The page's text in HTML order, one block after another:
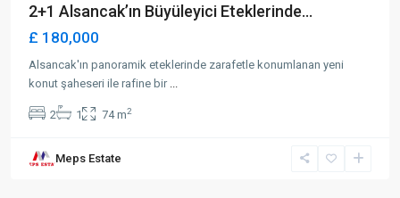
2+1 Alsancak’ın Büyüleyici Eteklerinde...
£ 180,000
Alsancak'ın panoramik eteklerinde zarafetle konumlanan yeni
konut şaheseri ile rafine bir
2 1 74 m2
Meps Estate
Beach,